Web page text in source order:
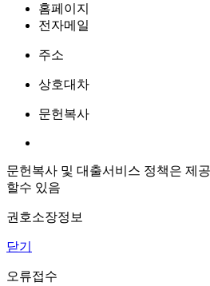
홈페이지
전자메일
주소
상호대차
문헌복사
문헌복사 및 대출서비스 정책은 제
할수 있음
권호소장정보
닫기
오류접수